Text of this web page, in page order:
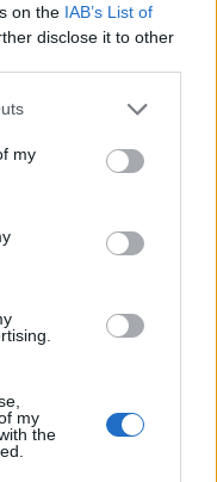
on the IAB’s List of
disclose it to other
one or more Google
You may click to
third-party tags to
in below Google
my
my
the
reale?